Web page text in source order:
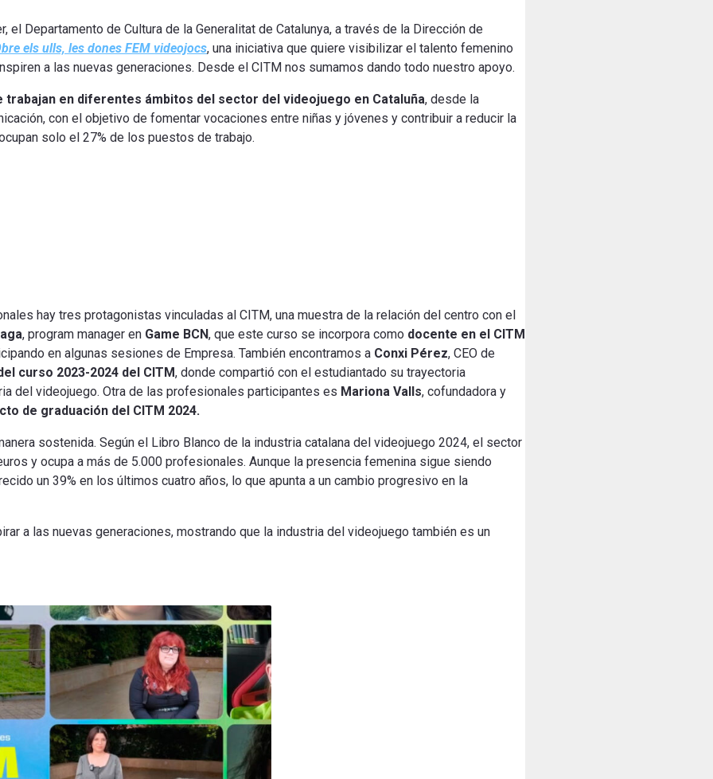
Departamento de Cultura de la Generalitat de Catalunya, a través de la Dirección de
els ulls, les dones FEM videojocs, una iniciativa que quiere visibilizar el talento femenino
a las nuevas generaciones. Desde el CITM nos sumamos dando todo nuestro apoyo.
trabajan en diferentes ámbitos del sector del videojuego en Cataluña, desde la
con el objetivo de fomentar vocaciones entre niñas y jóvenes y contribuir a reducir la
solo el 27% de los puestos de trabajo.
hay tres protagonistas vinculadas al CITM, una muestra de la relación del centro con el
, program manager en Game BCN, que este curso se incorpora como docente en el CITM
en algunas sesiones de Empresa. También encontramos a Conxi Pérez, CEO de
curso 2023-2024 del CITM, donde compartió con el estudiantado su trayectoria
del videojuego. Otra de las profesionales participantes es Mariona Valls, cofundadora y
de graduación del CITM 2024.
sostenida. Según el Libro Blanco de la industria catalana del videojuego 2024, el sector
y ocupa a más de 5.000 profesionales. Aunque la presencia femenina sigue siendo
un 39% en los últimos cuatro años, lo que apunta a un cambio progresivo en la
a las nuevas generaciones, mostrando que la industria del videojuego también es un